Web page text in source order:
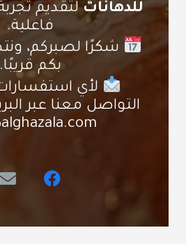
للدهاناتلتقديم
فاعلية.
شكرًا لصبركم،
بكم قريبًا.
لأي
التواصل معنا عبر